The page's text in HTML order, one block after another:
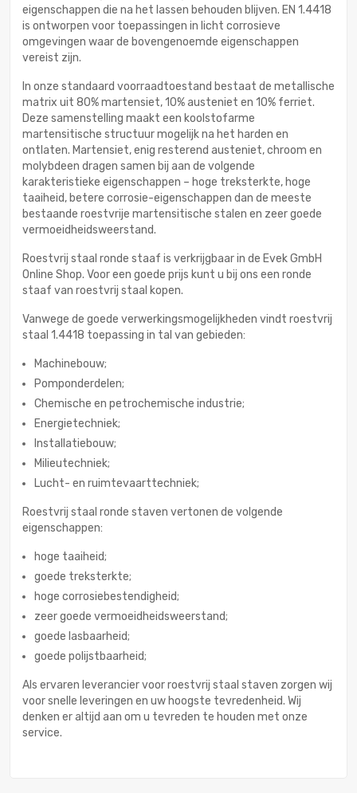
eigenschappen die na het lassen behouden blijven. EN 1.4418
is ontworpen voor toepassingen in licht corrosieve
omgevingen waar de bovengenoemde eigenschappen
vereist zijn.
In onze standaard voorraadtoestand bestaat de metallische
matrix uit 80% martensiet, 10% austeniet en 10% ferriet.
Deze samenstelling maakt een koolstofarme
martensitische structuur mogelijk na het harden en
ontlaten. Martensiet, enig resterend austeniet, chroom en
molybdeen dragen samen bij aan de volgende
karakteristieke eigenschappen – hoge treksterkte, hoge
taaiheid, betere corrosie-eigenschappen dan de meeste
bestaande roestvrije martensitische stalen en zeer goede
vermoeidheidsweerstand.
Roestvrij staal ronde staaf is verkrijgbaar in de Evek GmbH
Online Shop. Voor een goede prijs kunt u bij ons een ronde
staaf van roestvrij staal kopen.
Vanwege de goede verwerkingsmogelijkheden vindt roestvrij
staal 1.4418 toepassing in tal van gebieden:
Machinebouw;
Pomponderdelen;
Chemische en petrochemische industrie;
Energietechniek;
Installatiebouw;
Milieutechniek;
Lucht- en ruimtevaarttechniek;
Roestvrij staal ronde staven vertonen de volgende
eigenschappen:
hoge taaiheid;
goede treksterkte;
hoge corrosiebestendigheid;
zeer goede vermoeidheidsweerstand;
goede lasbaarheid;
goede polijstbaarheid;
Als ervaren leverancier voor roestvrij staal staven zorgen wij
voor snelle leveringen en uw hoogste tevredenheid. Wij
denken er altijd aan om u tevreden te houden met onze
service.